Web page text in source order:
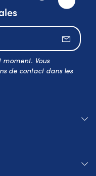
moment. Vous
de contact dans les